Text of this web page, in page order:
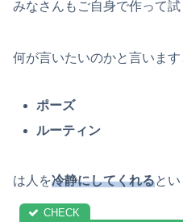
みなさんもご自身で作って試
何が言いたいのかと言います
ポーズ
ルーティン
は人を冷静にしてくれるとい